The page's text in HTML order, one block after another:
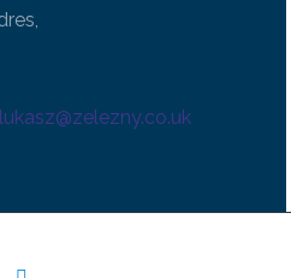
lukasz@zelezny.co.uk